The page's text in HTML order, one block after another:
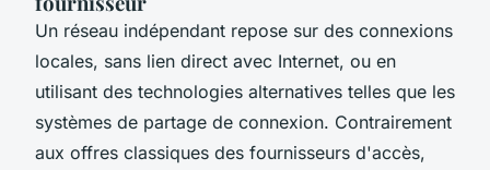
Un réseau indépendant repose sur des connexions
locales, sans lien direct avec Internet, ou en
utilisant des technologies alternatives telles que les
systèmes de partage de connexion. Contrairement
aux offres classiques des fournisseurs d'accès,